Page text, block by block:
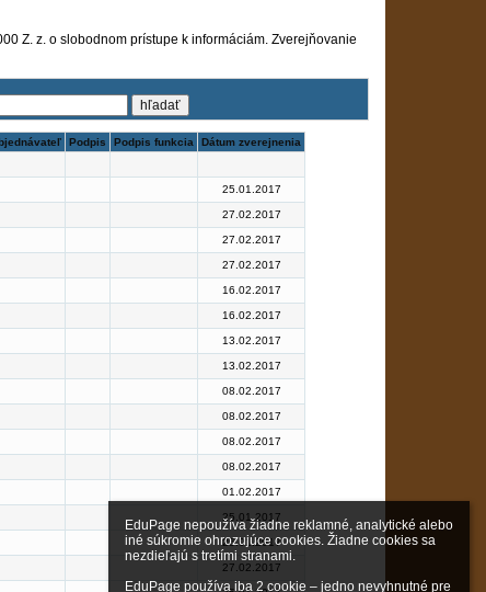
EduPage nepoužíva žiadne reklamné, analytické alebo
iné súkromie ohrozujúce cookies. Žiadne cookies sa
nezdieľajú s tretími stranami.
EduPage používa iba 2 cookie – jedno nevyhnutné pre
Z. z. o slobodnom prístupe k informáciám. Zverejňovanie
Podpis Podpis funkcia
Dátum zverejnenia
25.01.2017
27.02.2017
27.02.2017
27.02.2017
16.02.2017
16.02.2017
13.02.2017
13.02.2017
08.02.2017
08.02.2017
08.02.2017
08.02.2017
01.02.2017
25.01.2017
25.01.2017
27.02.2017